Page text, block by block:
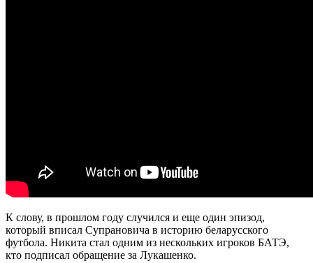
К слову, в прошлом году случился и еще один эпизод,
который вписал Супрановича в историю беларусского
футбола. Никита стал одним из нескольких игроков БАТЭ,
кто подписал обращение за Лукашенко.